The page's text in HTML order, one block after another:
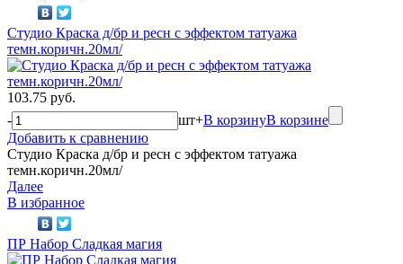
Студио Краска д/бр и ресн с эффектом татуажа
темн.коричн.20мл/
103.75 руб.
-
шт+В корзинуВ корзине
Добавить к сравнению
Студио Краска д/бр и ресн с эффектом татуажа
темн.коричн.20мл/
Далее
В избранное
ПР Набор Сладкая магия